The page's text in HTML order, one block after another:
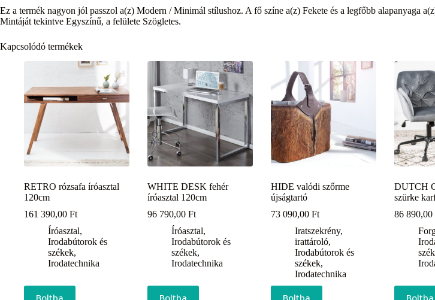
Ez a termék nagyon jól passzol a(z) Modern / Minimál stílushoz. A fő színe a(z) Fekete és a legfőbb alapanyaga
Mintáját tekintve Egyszínű, a felülete Szögletes.
Kapcsolódó termékek
RETRO rózsafa íróasztal
120cm
161 390,00 Ft
Íróasztal,
Irodabútorok és
székek,
Irodatechnika
WHITE DESK fehér
íróasztal 120cm
96 790,00Ft
Íróasztal,
Irodabútorok és
székek,
Irodatechnika
HIDE valódi szőrme
újságtartó
73 090,00Ft
Iratszekrény,
irattároló,
Irodabútorok és
székek,
Irodatechnika
DUTCH
szürke
86 890,00